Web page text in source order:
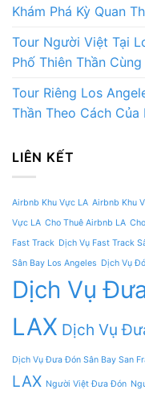
Khám Phá Kỳ Quan
Tour Người Việt Tại
Phố Thiên Thần
Tour Riêng Los
Thần Theo Cách Của
LIÊN KẾT
Airbnb Khu Vực LA Airbnb Khu
Vực LA Cho Thuê Airbnb LA
Fast Track Dịch Vụ Fast Track
Sân Bay Los Angeles Dịch Vụ
Dịch Vụ
LAX Dịch Vụ
Dịch Vụ Đưa Đón Sân Bay San
LAX Người Việt Đưa Đón